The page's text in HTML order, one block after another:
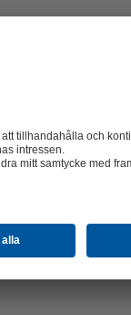
pumparna
för många
göra precis detta.
växelvis,
när de gör det,
energi. Det
pumpar
är de
inte längre behöver
året. Nu får vi i